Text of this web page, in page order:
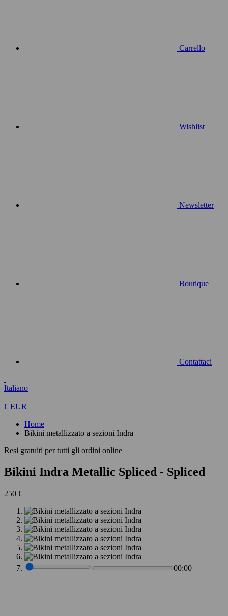
Carrello
Wishlist
Newsletter
Boutique
Contattaci
|
Italiano
|
€ EUR
Home
Bikini metallizzato a sezioni Indra
Resi gratuiti per tutti gli ordini online
Bikini Indra Metallic Spliced - Spliced
250 €
00:00